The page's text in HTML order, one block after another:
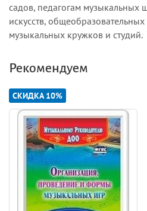
садов, педагогам музыкальных
искусств,
музыкальных кружков и студий.
Рекомендуем
СКИДКА 10%